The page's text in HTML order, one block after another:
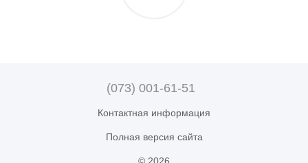
(073) 001-61-51
Контактная информация
Полная версия сайта